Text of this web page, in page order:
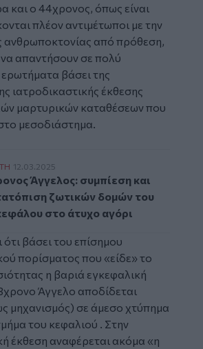
και ο 44χρονος, όπως είναι
πλέον αντιμέτωποι με την
ανθρωποκτονίας από πρόθεση,
απαντήσουν σε πολύ
βάσει της
ιατροδικαστικής έκθεσης
μαρτυρικών καταθέσεων που
μεσοδιάστημα.
Άγγελος: συμπίεση και
12.03.2025
Άγγελος: συμπίεση και
ζωτικών δομών του
στο άτυχο αγόρι
ότι βάσει του επίσημου
πορίσματος που «είδε» το
η βαριά εγκεφαλική
Άγγελο αποδίδεται
μηχανισμός) σε άμεσο χτύπημα
του κεφαλιού . Στην
έκθεση αναφέρεται ακόμα «η